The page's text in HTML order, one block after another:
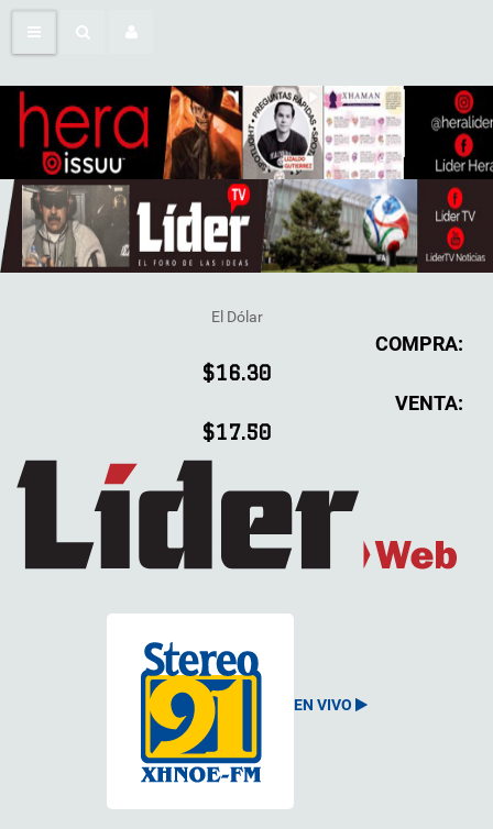
El Dólar
COMPRA:
$16.30
VENTA:
$17.50
EN VIVO